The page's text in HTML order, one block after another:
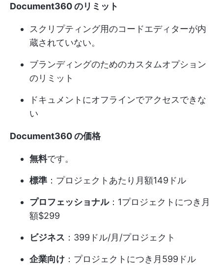
Document360 のリミット
スクリプティング用のコードエディターが内
蔵されていない。
ブランディングのためのカスタムオプション
のリミット
ドキュメントにオフラインでアクセスできな
い
Document360 の価格
無料です。
標準 ：プロジェクトあたり月額149ドル
プロフェッショナル：1プロジェクトにつき月
額$299
ビジネス ：399ドル/月/プロジェクト
企業向け ：プロジェクトにつき月599ドル